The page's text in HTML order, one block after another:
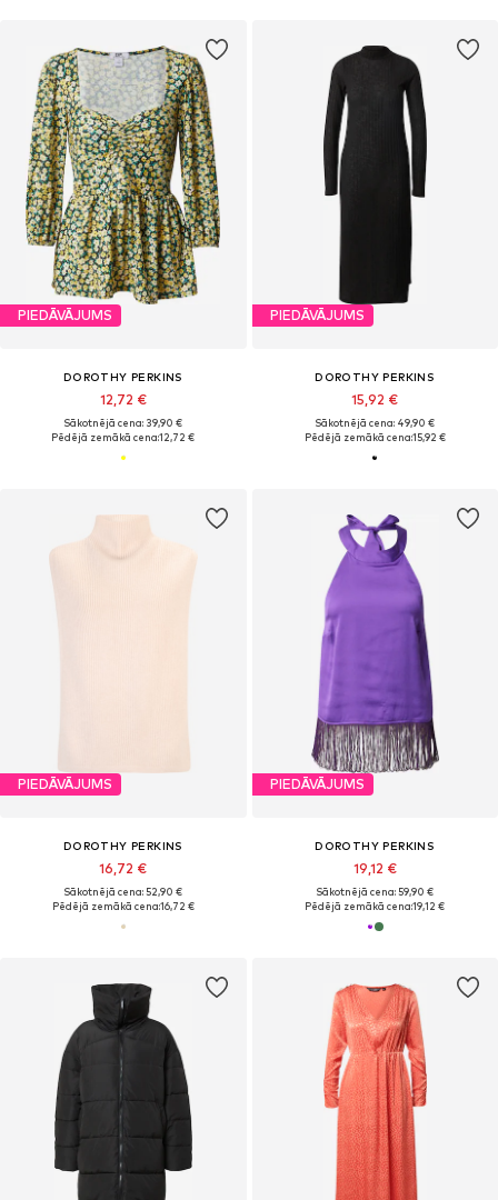
PIEDĀVĀJUMS
DOROTHY PERKINS
12,72 €
Sākotnējā cena: 39,90 €
Pēdējā zemākā cena:12,72 €
PIEDĀVĀJUMS
DOROTHY PERKINS
15,92 €
Sākotnējā cena: 49,90 €
Pēdējā zemākā cena:15,92 €
PIEDĀVĀJUMS
DOROTHY PERKINS
16,72 €
Sākotnējā cena: 52,90 €
Pēdējā zemākā cena:16,72 €
PIEDĀVĀJUMS
DOROTHY PERKINS
19,12 €
Sākotnējā cena: 59,90 €
Pēdējā zemākā cena:19,12 €